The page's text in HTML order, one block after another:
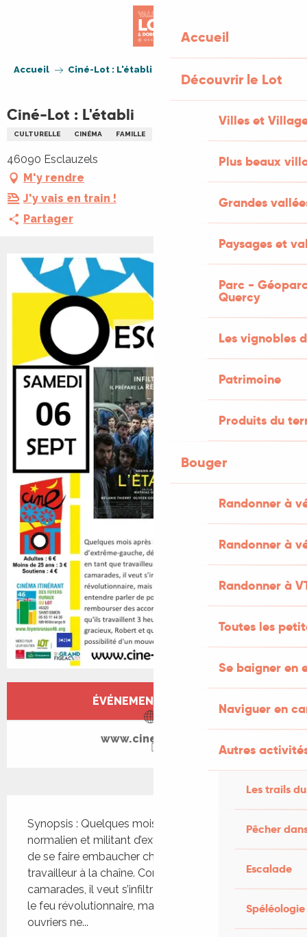
Accueil
Découvrir le Lot
Villes et
Plus beaux
Grandes
Paysages et
Parc -
Quercy
Les vignobles
Patrimoine
Produits du
Bouger
Randonner à
Randonner à
Randonner à
Toutes les
Se baigner en
Naviguer en
Autres
Les trails
Pêcher
Escalade
Spéléologie
Accueil Ciné-Lot : L'établi
Ciné-Lot : L'établi
CULTURELLE CINÉMA FAMILLE
46090 Esclauzels
M'y rendre
J'y vais en train !
Partager
Ouverture et coordonnées
ÉVÉNEMENT TERMINÉ
www.cine-lot.com
Synopsis : Quelques mois après mai 68, Robert,
normalien et militant d’extrême-gauche, décide
de se faire embaucher chez Citroën en tant que
travailleur à la chaîne. Comme d’autres de ses
camarades, il veut s’infiltrer en usine pour raviver
le feu révolutionnaire, mais la majorité des
ouvriers ne...